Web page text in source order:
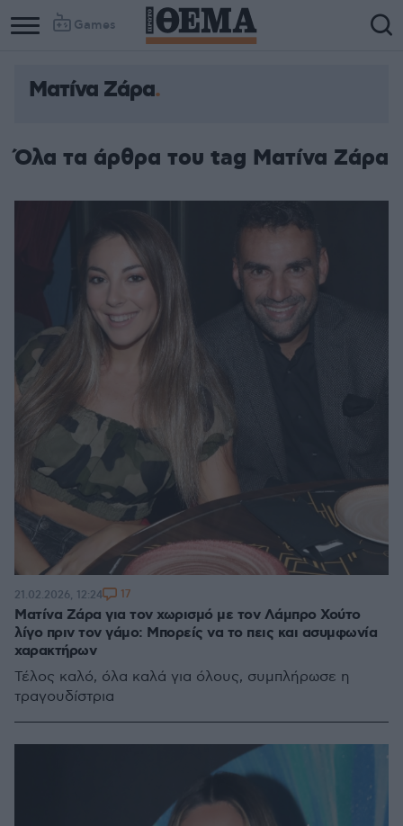
Games
Ματίνα Ζάρα
Όλα τα άρθρα του tag Ματίνα Ζάρα
Ματίνα Ζάρα για τον χωρισμό με τον Λάμπρο Χούτο
λίγο πριν τον γάμο: Μπορείς να το πεις και ασυµφωνία
χαρακτήρων
Τέλος καλό, όλα καλά για όλους, συμπλήρωσε η
τραγουδίστρια
21.02.2026, 12:24 17